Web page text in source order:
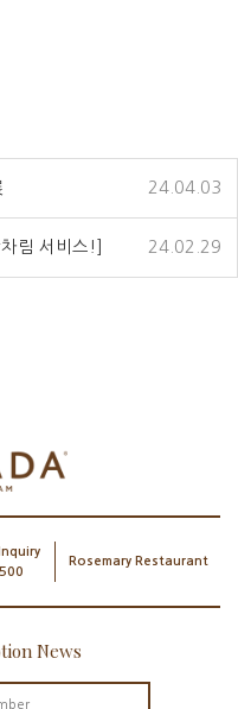
24.04.03
림 서비스!] 24.02.29
Rosemary Restaurant
News